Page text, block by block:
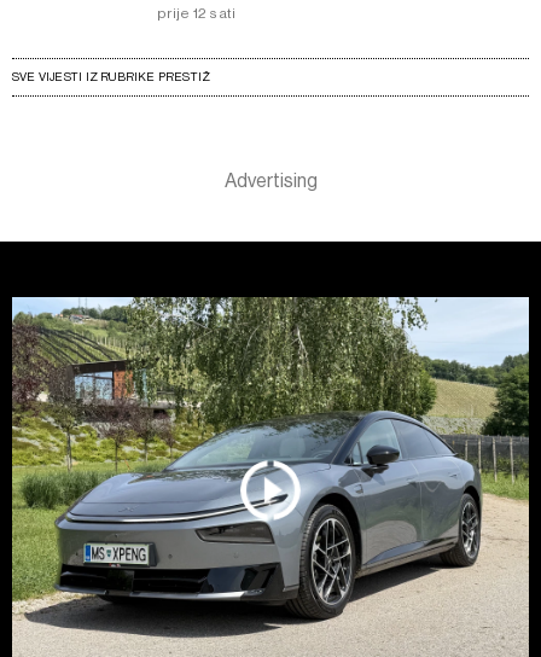
prije 12 sati
SVE VIJESTI IZ RUBRIKE PRESTIŽ